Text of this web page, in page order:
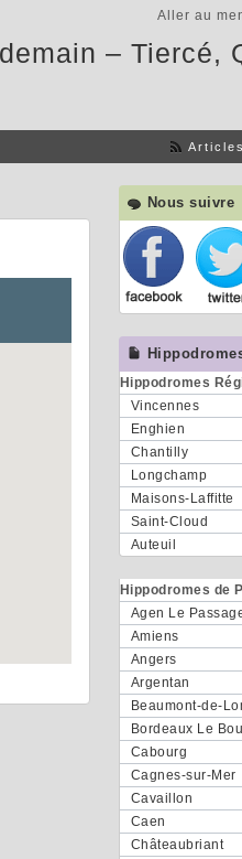
Aller au
– Tiercé,
Articles
Nous suivre
Hippodromes
Vincennes
Enghien
Chantilly
Longchamp
Maisons-Laffitte
Saint-Cloud
Auteuil
Hippodromes de
Agen Le
Amiens
Angers
Argentan
Beaumont-de-
Bordeaux Le
Cabourg
Cagnes-sur-Mer
Cavaillon
Caen
Châteaubriant